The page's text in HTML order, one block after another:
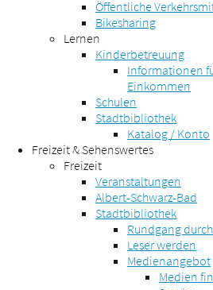
Öffentliche
Bikesharing
Lernen
Kinderbetreuung
Informationen
Einkommen
Schulen
Stadtbibliothek
Katalog / Konto
Freizeit & Sehenswertes
Freizeit
Veranstaltungen
Albert-Schwarz-Bad
Stadtbibliothek
Rundgang
Leser werden
Medienangebot
Medien